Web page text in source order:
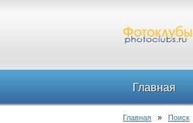
Главная
Главная » Поиск